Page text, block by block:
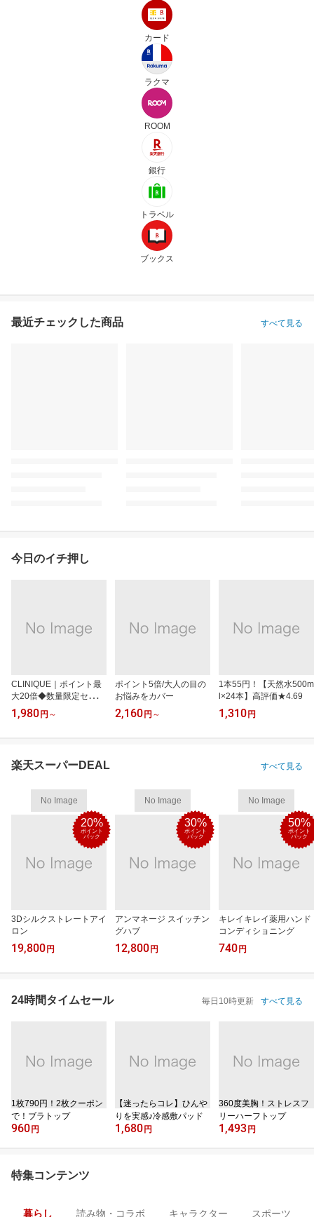
カード
ラクマ
ROOM
銀行
トラベル
ブックス
最近チェックした商品 すべて見る
今日のイチ押し
CLINIQUE｜ポイント最
大20倍◆数量限定セット
も
1,980 円 ～
ポイント5倍/大人の目の
お悩みをカバー
2,160 円 ～
1本55円！【天然水500m
l×24本】高評価★4.69
1,310 円
楽天スーパーDEAL すべて見る
No Image
20%
ポイント
バック
3Dシルクストレートアイ
ロン
19,800 円
No Image
30%
ポイント
バック
アンマネージ スイッチン
グハブ
12,800 円
No Image
50%
ポイント
バック
キレイキレイ薬用ハンド
コンディショニング
740 円
24時間タイムセール 毎日10時更新 すべて見る
1枚790円！2枚クーポン
で！ブラトップ
960 円
【迷ったらコレ】ひんや
りを実感♪冷感敷パッド
1,680 円
360度美胸！ストレスフ
リーハーフトップ
1,493 円
特集コンテンツ
暮らし 読み物・コラボ キャラクター スポーツ